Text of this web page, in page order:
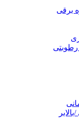
برقی
رطوبتی